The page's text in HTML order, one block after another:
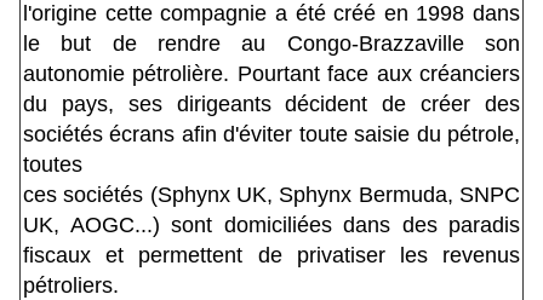
l'origine cette compagnie a été créé en 1998 dans
le but de rendre au Congo-Brazzaville son
autonomie pétrolière. Pourtant face aux créanciers
du pays, ses dirigeants décident de créer des
sociétés écrans afin d'éviter toute saisie du pétrole,
toutes
ces sociétés (Sphynx UK, Sphynx Bermuda, SNPC
UK, AOGC...) sont domiciliées dans des paradis
fiscaux et permettent de privatiser les revenus
pétroliers.